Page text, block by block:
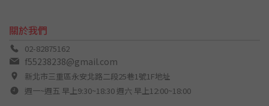
關於我們
02-82875162
f55238238@gmail.com
新北市三重區永安北路二段25巷1號1F地址
週一~週五 早上9:30~18:30 週六 早上12:00~18:00